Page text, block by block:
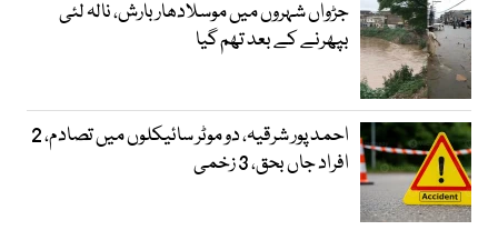
جڑواں شہروں میں موسلادھار بارش، نالہ لئی
بپھرنے کے بعد تھم گیا
احمد پور شرقیہ، دو موٹر سائیکلوں میں تصادم، 2
افراد جاں بحق، 3 زخمی